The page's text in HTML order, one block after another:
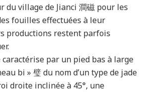
du village de Jianci 澗磁 pour les
fouilles effectuées à leur
productions restent parfois
caractérise par un pied bas à large
bi » 璧 du nom d’un type de jade
droite inclinée à 45°, une